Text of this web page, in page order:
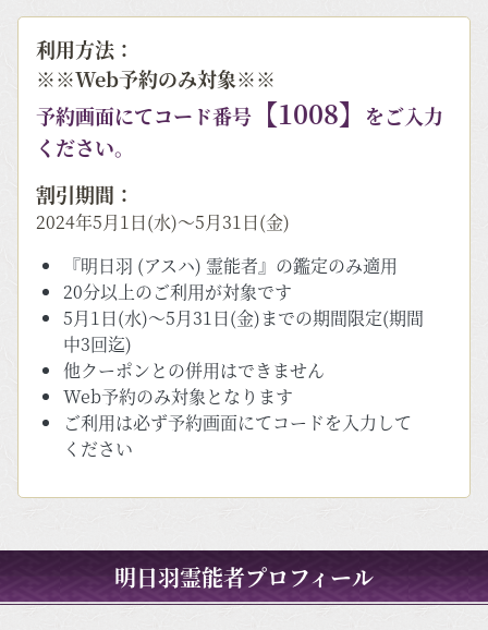
利用方法：
※※Web予約のみ対象※※
予約画面にてコード番号 【1008】
をご入力
ください。
割引期間：
2024年5月1日(水)～5月31日(金)
『明日羽 (アスハ) 霊能者』の鑑定のみ適用
20分以上のご利用が対象です
5月1日(水)～5月31日(金)までの期間限定(期間
中3回迄)
他クーポンとの併用はできません
Web予約のみ対象となります
ご利用は必ず予約画面にてコードを入力して
ください
明日羽霊能者プロフィール